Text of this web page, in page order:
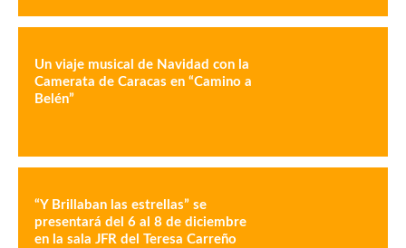
Un viaje musical de Navidad con la
Camerata de Caracas en “Camino a
Belén”
“Y Brillaban las estrellas” se
presentará del 6 al 8 de diciembre
en la sala JFR del Teresa Carreño